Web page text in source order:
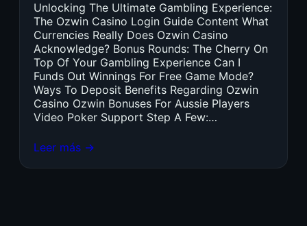
Unlocking The Ultimate Gambling Experience:
The Ozwin Casino Login Guide Content What
Currencies Really Does Ozwin Casino
Acknowledge? Bonus Rounds: The Cherry On
Top Of Your Gambling Experience Can I
Funds Out Winnings For Free Game Mode?
Ways To Deposit Benefits Regarding Ozwin
Casino Ozwin Bonuses For Aussie Players
Video Poker Support Step A Few:…
Leer más →